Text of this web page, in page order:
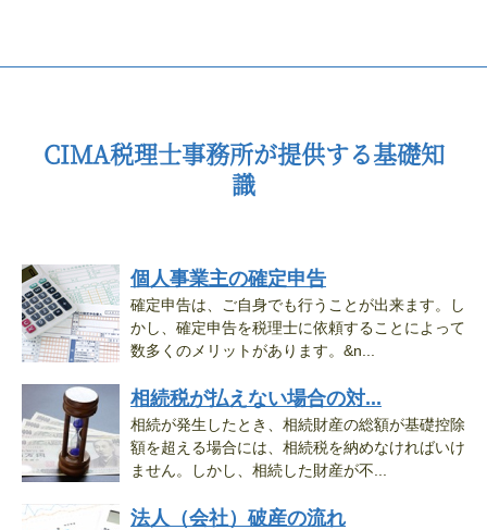
CIMA税理士事務所が提供する基礎知
識
個人事業主の確定申告
確定申告は、ご自身でも行うことが出来ます。し
かし、確定申告を税理士に依頼することによって
数多くのメリットがあります。&n...
相続税が払えない場合の対...
相続が発生したとき、相続財産の総額が基礎控除
額を超える場合には、相続税を納めなければいけ
ません。しかし、相続した財産が不...
法人（会社）破産の流れ